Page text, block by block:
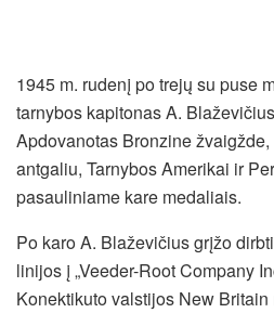
1945 m. rudenį po trejų su puse
tarnybos kapitonas A.
Apdovanotas Bronzine
antgaliu, Tarnybos Amerikai ir
pasauliniame kare medaliais.
Po karo A. Blaževičius grįžo
linijos į „Veeder-Root Company
Konektikuto valstijos New